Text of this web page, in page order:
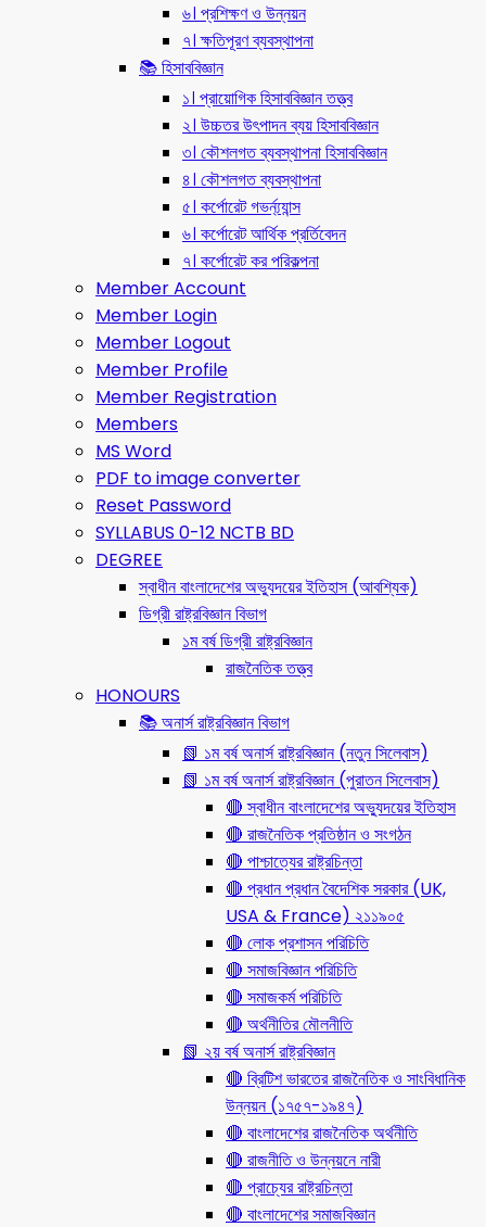
৬। প্রশিক্ষণ ও উন্নয়ন
৭। ক্ষতিপূরণ ব্যবস্থাপনা
📚 হিসাববিজ্ঞান
১। প্রায়োগিক হিসাববিজ্ঞান তত্ত্ব
২। উচ্চতর উৎপাদন ব্যয় হিসাববিজ্ঞান
৩। কৌশলগত ব্যবস্থাপনা হিসাববিজ্ঞান
৪। কৌশলগত ব্যবস্থাপনা
৫। কর্পোরেট গভর্ন্য্যান্স
৬। কর্পোরেট আর্থিক প্রর্তিবেদন
৭। কর্পোরেট কর পরিকল্পনা
Member Account
Member Login
Member Logout
Member Profile
Member Registration
Members
MS Word
PDF to image converter
Reset Password
SYLLABUS 0-12 NCTB BD
DEGREE
স্বাধীন বাংলাদেশের অভ্যুদয়ের ইতিহাস (আবশ্যিক)
ডিগ্রী রাষ্ট্রবিজ্ঞান বিভাগ
১ম বর্ষ ডিগ্রী রাষ্ট্রবিজ্ঞান
রাজনৈতিক তত্ত্ব
HONOURS
📚 অনার্স রাষ্ট্রবিজ্ঞান বিভাগ
📗 ১ম বর্ষ অনার্স রাষ্ট্রবিজ্ঞান (নতুন সিলেবাস)
📗 ১ম বর্ষ অনার্স রাষ্ট্রবিজ্ঞান (পুরাতন সিলেবাস)
🔴 স্বাধীন বাংলাদেশের অভ্যুদয়ের ইতিহাস
🔴 রাজনৈতিক প্রতিষ্ঠান ও সংগঠন
🔴 পাশ্চাত্যের রাষ্ট্রচিন্তা
🔴 প্রধান প্রধান বৈদেশিক সরকার (UK,
USA & France) ২১১৯০৫
🔴 লোক প্রশাসন পরিচিতি
🔴 সমাজবিজ্ঞান পরিচিতি
🔴 সমাজকর্ম পরিচিতি
🔴 অর্থনীতির মৌলনীতি
📗 ২য় বর্ষ অনার্স রাষ্ট্রবিজ্ঞান
🔴 ব্রিটিশ ভারতের রাজনৈতিক ও সাংবিধানিক
উন্নয়ন (১৭৫৭-১৯৪৭)
🔴 বাংলাদেশের রাজনৈতিক অর্থনীতি
🔴 রাজনীতি ও উন্নয়নে নারী
🔴 প্রাচ্যের রাষ্ট্রচিন্তা
🔴 বাংলাদেশের সমাজবিজ্ঞান